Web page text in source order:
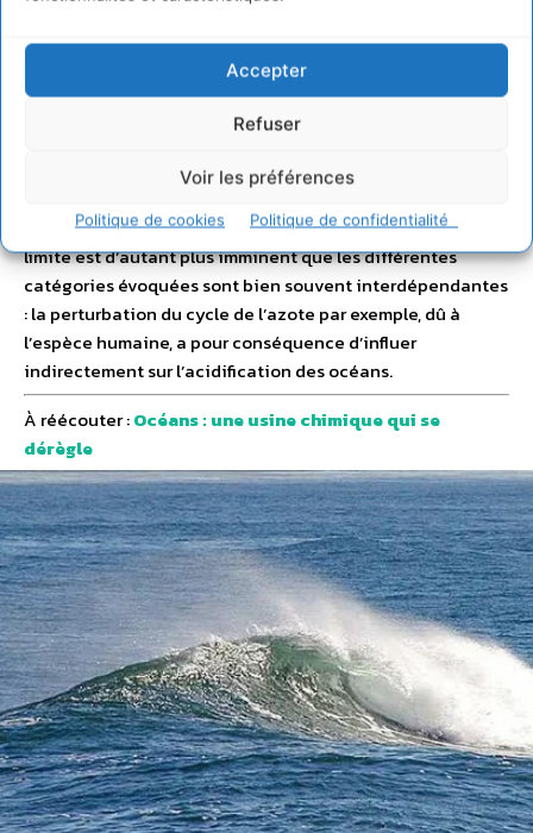
Accepter
Refuser
Voir les préférences
Politique de cookies Politique de confidentialité
ne reste donc plus que trois seuils de tolérance qui n’ont
pas été dépassés. Et à ce stade, seule la couche d’ozone
semble être à peu près préservée. Si l’augmentation des
été quantifiée, l’acidification des océans empire quant à
efficaces n’aient été prises… Et le franchissement de la
limite est d’autant plus imminent que les différentes
catégories évoquées sont bien souvent interdépendantes
: la perturbation du cycle de l’azote par exemple, dû à
l’espèce humaine, a pour conséquence d’influer
indirectement sur l’acidification des océans.
À réécouter :Océans : une usine chimique qui se
dérègle